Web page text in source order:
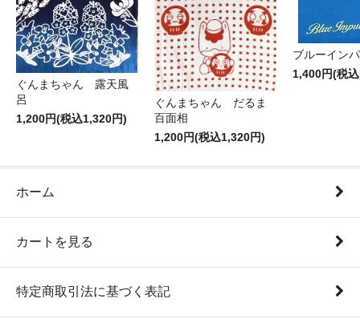
ぐんまちゃん 露天風
呂
1,200円(税込1,320円)
ぐんまちゃん だるま
百面相
1,200円(税込1,320円)
ブルーイン
1,400円(税
ホーム
カートを見る
特定商取引法に基づく表記